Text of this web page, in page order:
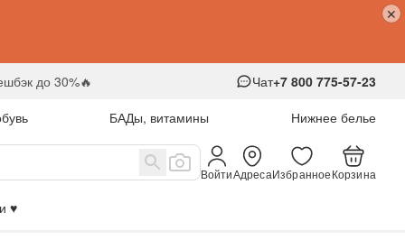
до 30%🔥 Чат+7 800 775-57-23
БАДы, витамины Нижнее белье
ВойтиАдресаИзбранноеКорзина
♥️